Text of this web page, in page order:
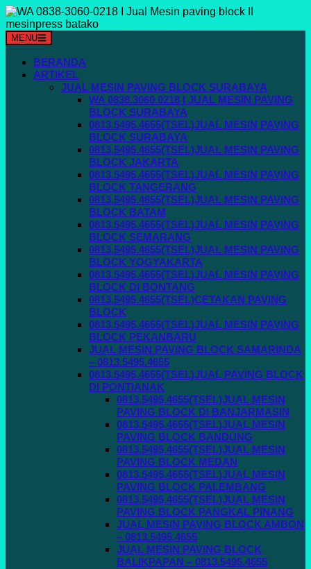
Langsung
ke
konten
MENU
BERANDA
ARTIKEL
JUAL MESIN PAVING BLOCK SURABAYA
WA 0838.3060.0218 I JUAL MESIN PAVING
BLOCK SURABAYA
0813.5495.4655(TSEL)JUAL MESIN PAVING
BLOCK SURABAYA
0813.5495.4655(TSEL)JUAL MESIN PAVING
BLOCK JAKARTA
0813.5495.4655(TSEL)JUAL MESIN PAVING
BLOCK TANGERANG
0813.5495.4655(TSEL)JUAL MESIN PAVING
BLOCK BATAM
0813.5495.4655(TSEL)JUAL MESIN PAVING
BLOCK SEMARANG
0813.5495.4655(TSEL)JUAL MESIN PAVING
BLOCK YOGYAKARTA
0813.5495.4655(TSEL)JUAL MESIN PAVING
BLOCK DI BONTANG
0813.5495.4655(TSEL)CETAKAN PAVING
BLOCK
0813.5495.4655(TSEL)JUAL MESIN PAVING
BLOCK PEKANBARU
JUAL MESIN PAVING BLOCK SAMARINDA
– 0813.5495.4655
0813.5495.4655(TSEL)JUAL PAVING BLOCK
DI PONTIANAK
0813.5495.4655(TSEL)JUAL MESIN
PAVING BLOCK DI BANJARMASIN
0813.5495.4655(TSEL)JUAL MESIN
PAVING BLOCK BANDUNG
0813.5495.4655(TSEL)JUAL MESIN
PAVING BLOCK MEDAN
0813.5495.4655(TSEL)JUAL MESIN
PAVING BLOCK PALEMBANG
0813.5495.4655(TSEL)JUAL MESIN
PAVING BLOCK PANGKAL PINANG
JUAL MESIN PAVING BLOCK AMBON
– 0813.5495.4655
JUAL MESIN PAVING BLOCK
BALIKPAPAN – 0813.5495.4655